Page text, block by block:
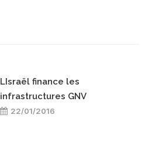
LIsraël finance les
infrastructures GNV
22/01/2016